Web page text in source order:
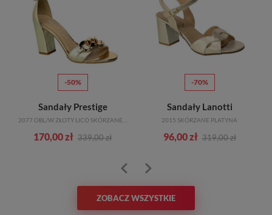
-50%
Sandały Prestige
170,00 zł 339,00 zł
-70%
Sandały Lanotti
2015 SKÓRZANE PLATYNA
96,00 zł 319,00 zł
ZOBACZ WSZYSTKIE